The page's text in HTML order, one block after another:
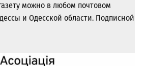
можно в любом почтовом
и Одесской области. Подписной